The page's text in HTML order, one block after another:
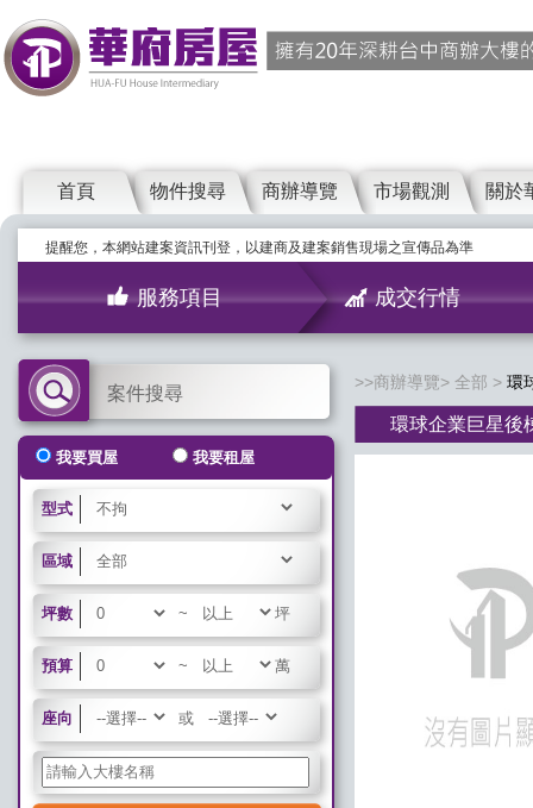
首頁 物件搜尋 商辦導覽 市場觀測 關於
提醒您，本網站建案資訊刊登，以建商及建案銷售現場之宣傳品為準
服務項目 成交行情
案件搜尋
我要買屋 我要租屋
型式
區域
坪數 ~ 坪
預算 ~ 萬
座向 或
商辦導覽 全部 環
環球企業巨星後